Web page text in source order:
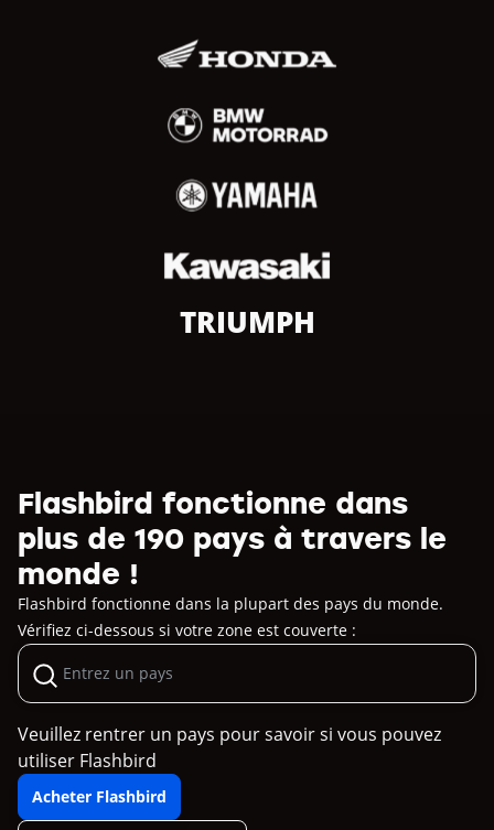
TRIUMPH
Flashbird fonctionne dans
plus de 190 pays à travers le
monde !
Flashbird fonctionne dans la plupart des pays du monde.
Vérifiez ci-dessous si votre zone est couverte :
Veuillez rentrer un pays pour savoir si vous pouvez
utiliser Flashbird
Acheter Flashbird